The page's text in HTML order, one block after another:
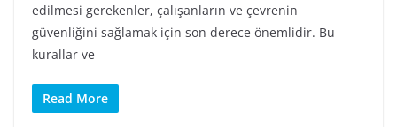
edilmesi gerekenler, çalışanların ve çevrenin
güvenliğini sağlamak için son derece önemlidir. Bu
kurallar ve
Read More